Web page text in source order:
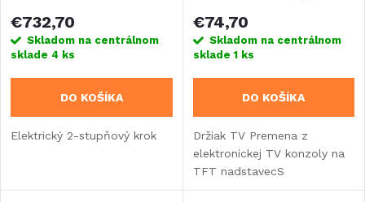
€732,70
Skladom na centrálnom
sklade 4 ks
DO KOŠÍKA
Elektrický 2-stupňový krok
€74,70
Skladom na centrálnom
sklade1 ks
DO KOŠÍKA
Držiak TV Premena z
elektronickej TV konzoly na
TFT nadstavecS
brzdouNosnosť do 8 kg